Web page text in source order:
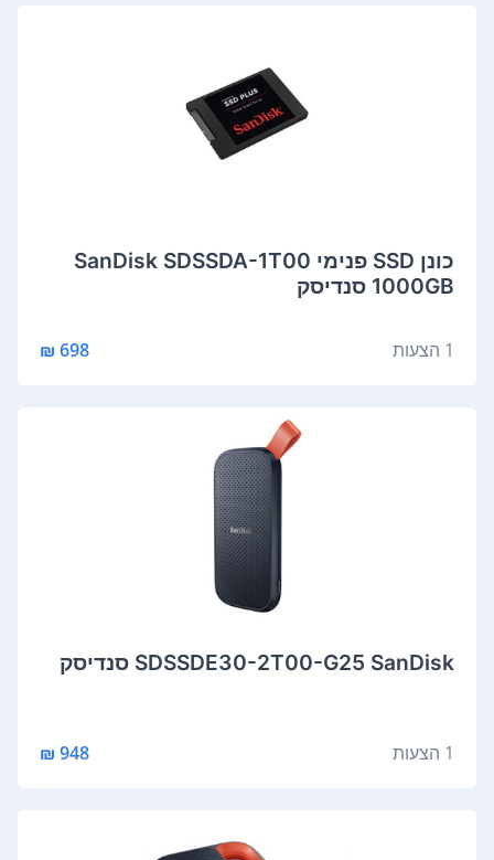
כונן SSD פנימי SanDisk SDSSDA-1T00
1000GB סנדיסק
1 הצעות 698 ₪
SDSSDE30-2T00-G25 SanDisk סנדיסק
1 הצעות 948 ₪